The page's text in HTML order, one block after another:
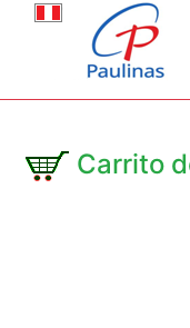
Carrito